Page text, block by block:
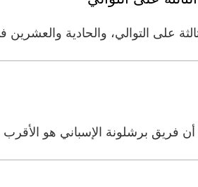
على التوالي، والحادية
أن فريق برشلونة الإسباني هو